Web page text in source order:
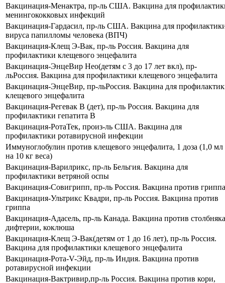
Вакцинация-Менактра, пр-ль США. Вакцина для
менингококковых инфекций
Вакцинация-Гардасил, пр-ль США. Вакцина для
вируса папилломы человека (ВПЧ)
Вакцинация-Клещ Э-Вак, пр-ль Россия. Вакцина для
профилактики клещевого энцефалита
Вакцинация-ЭнцеВир Нео(детям с 3 до 17 лет вкл), пр-
льРоссия. Вакцина для профилактики клещевого энцефалита
Вакцинация-ЭнцеВир, пр-льРоссия. Вакцина для
клещевого энцефалита
Вакцинация-Регевак В (дет), пр-ль Россия. Вакцина для
профилактики гепатита В
Вакцинация-РотаТек, произ-ль США. Вакцина для
профилактики ротавирусной инфекции
Иммуноглобулин против клещевого энцефалита, 1 доза (1,0 мл
на 10 кг веса)
Вакцинация-Варилрикс, пр-ль Бельгия. Вакцина для
профилактики ветряной оспы
Вакцинация-Совигрипп, пр-ль Россия. Вакцина против гриппа
Вакцинация-Ультрикс Квадри, пр-ль Россия. Вакцина против
гриппа
Вакцинация-Адасель, пр-ль Канада. Вакцина против
дифтерии, коклюша
Вакцинация-Клещ Э-Вак(детям от 1 до 16 лет), пр-ль Россия.
Вакцина для профилактики клещевого энцефалита
Вакцинация-Рота-V-Эйд, пр-ль Индия. Вакцина против
ротавирусной инфекции
Вакцинация-Вактривир,пр-ль Россия. Вакцина против кори,